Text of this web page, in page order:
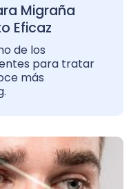
Migraña
Eficaz
de los
para tratar
más